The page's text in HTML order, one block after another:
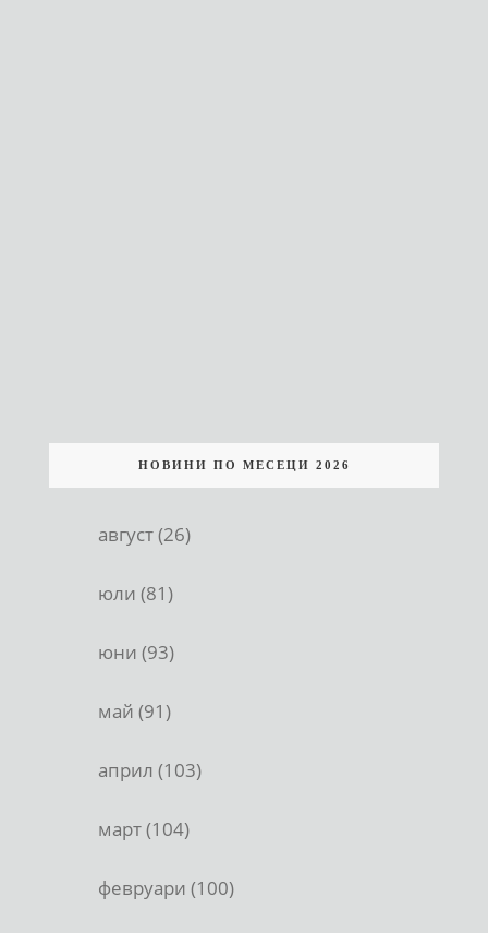
НОВИНИ ПО МЕСЕЦИ 2026
август (26)
юли (81)
юни (93)
май (91)
април (103)
март (104)
февруари (100)